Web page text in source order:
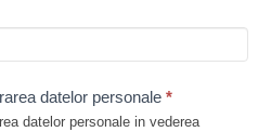
datelor personale *
datelor personale in vederea